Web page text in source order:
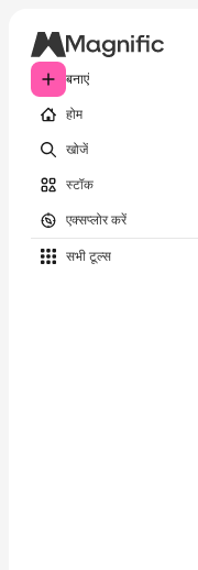
बनाएं
होम
खोजें
स्टॉक
एक्सप्लोर करें
सभी टूल्‍स